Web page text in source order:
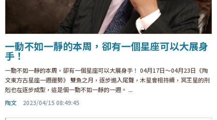
一動不如一靜的本周，卻有一個星座可以大展身
手！
一動不如一靜的本周，卻有一個星座可以大展身手！ 04月17日～04月23日《陶
文東方古星座一週運勢》 雙魚之月，逐步進入尾聲，木星會相持續，冥王星的刑
剋也在逐步成型，這是個一動不如一靜的一週。 ...
陶文
2023/04/15 08:49:45